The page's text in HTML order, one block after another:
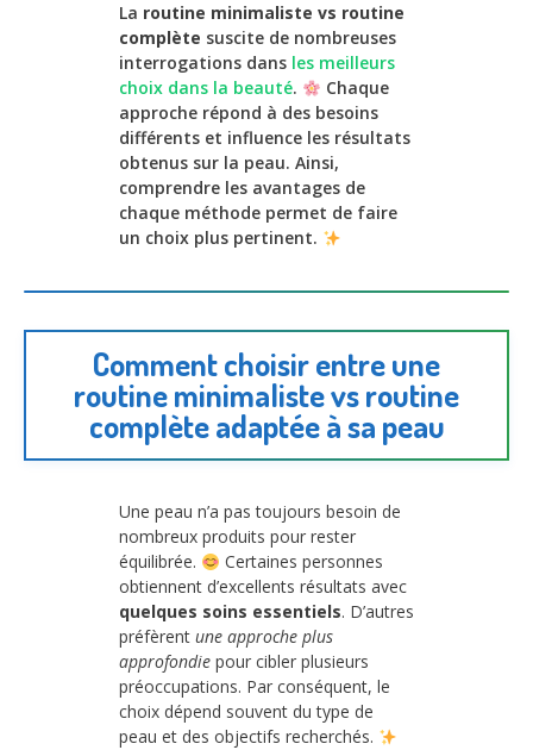
La routine minimaliste vs routine
complète suscite de nombreuses
interrogations dans les meilleurs
choix dans la beauté.
Chaque
approche répond à des besoins
différents et influence les résultats
obtenus sur la peau. Ainsi,
comprendre les avantages de
chaque méthode permet de faire
un choix plus pertinent.
Comment choisir entre une
routine minimaliste vs routine
complète adaptée à sa peau
Une peau n’a pas toujours besoin de
nombreux produits pour rester
équilibrée.
Certaines personnes
obtiennent d’excellents résultats avec
quelques soins essentiels. D’autres
préfèrent une approche plus
approfondie pour cibler plusieurs
préoccupations. Par conséquent, le
choix dépend souvent du type de
peau et des objectifs recherchés.